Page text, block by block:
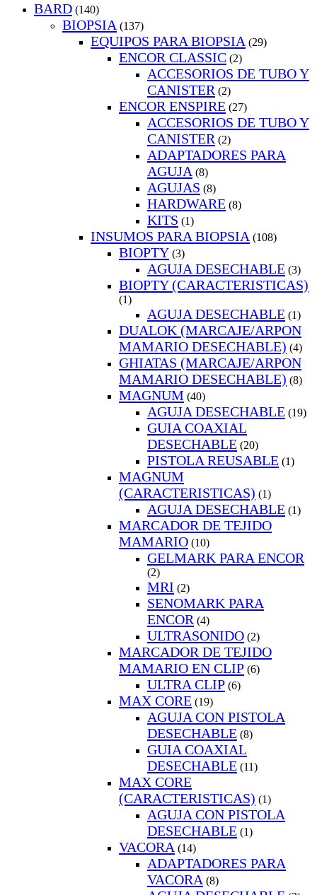
BARD (140)
BIOPSIA (137)
EQUIPOS PARA BIOPSIA (29)
ENCOR CLASSIC (2)
ACCESORIOS DE TUBO Y
CANISTER (2)
ENCOR ENSPIRE (27)
ACCESORIOS DE TUBO Y
CANISTER (2)
ADAPTADORES PARA
AGUJA (8)
AGUJAS (8)
HARDWARE (8)
KITS (1)
INSUMOS PARA BIOPSIA (108)
BIOPTY (3)
AGUJA DESECHABLE (3)
BIOPTY (CARACTERISTICAS)
(1)
AGUJA DESECHABLE (1)
DUALOK (MARCAJE/ARPON
MAMARIO DESECHABLE) (4)
GHIATAS (MARCAJE/ARPON
MAMARIO DESECHABLE) (8)
MAGNUM (40)
AGUJA DESECHABLE (19)
GUIA COAXIAL
DESECHABLE (20)
PISTOLA REUSABLE (1)
MAGNUM
(CARACTERISTICAS) (1)
AGUJA DESECHABLE (1)
MARCADOR DE TEJIDO
MAMARIO (10)
GELMARK PARA ENCOR
(2)
MRI (2)
SENOMARK PARA
ENCOR (4)
ULTRASONIDO (2)
MARCADOR DE TEJIDO
MAMARIO EN CLIP (6)
ULTRA CLIP (6)
MAX CORE (19)
AGUJA CON PISTOLA
DESECHABLE (8)
GUIA COAXIAL
DESECHABLE (11)
MAX CORE
(CARACTERISTICAS) (1)
AGUJA CON PISTOLA
DESECHABLE (1)
VACORA (14)
ADAPTADORES PARA
VACORA (8)